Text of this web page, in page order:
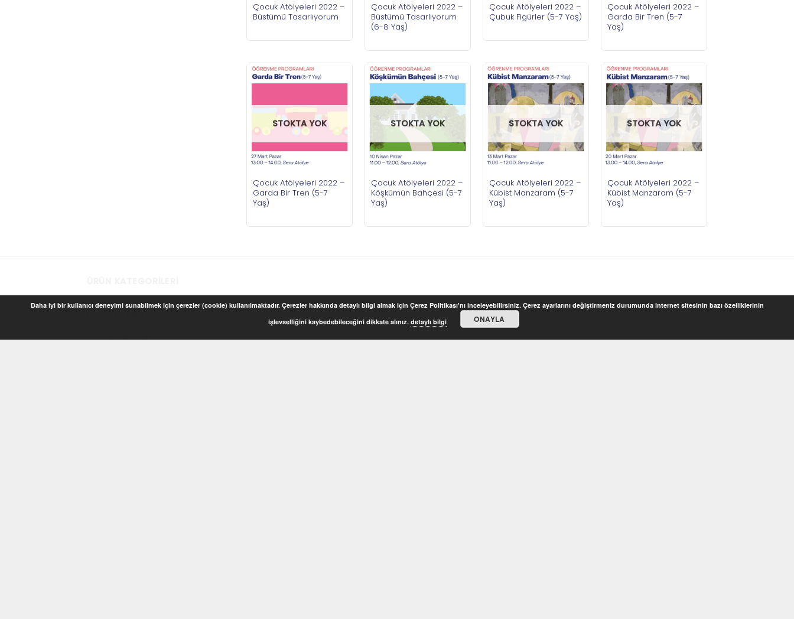
Çocuk Atölyeleri 2022 –
Büstümü Tasarlıyorum
Çocuk Atölyeleri 2022 –
Büstümü Tasarlıyorum
(6-8 Yaş)
Çocuk Atölyeleri 2022 –
Çubuk Figürler (5-7 Yaş)
Çocuk Atölyeleri 2022 –
Garda Bir Tren (5-7
Yaş)
STOKTA YOK
Çocuk Atölyeleri 2022 –
Garda Bir Tren (5-7
Yaş)
STOKTA YOK
Çocuk Atölyeleri 2022 –
Köşkümün Bahçesi (5-7
Yaş)
STOKTA YOK
Çocuk Atölyeleri 2022 –
Kübist Manzaram (5-7
Yaş)
STOKTA YOK
Çocuk Atölyeleri 2022 –
Kübist Manzaram (5-7
Yaş)
Daha iyi bir kullanıcı deneyimi sunabilmek için çerezler (cookie) kullanılmaktadır. Çerezler hakkında detaylı bilgi almak için Çerez Politikası'nı inceleyebilirsiniz. Çerez ayarlarını değiştirmeniz durumunda internet sitesinin bazı özelliklerinin
işlevselliğini kaybedebileceğini dikkate alınız. detaylı bilgi ONAYLA